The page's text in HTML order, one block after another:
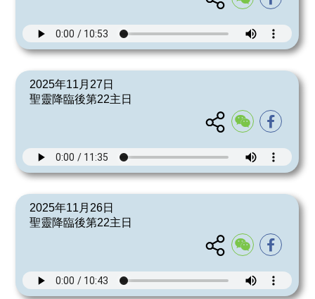
2025年11月27日
聖靈降臨後第22主日
2025年11月26日
聖靈降臨後第22主日